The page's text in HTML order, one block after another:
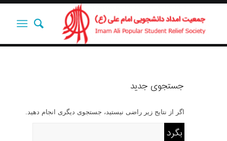
جستجوی جدید
اگر از نتایج زیر راضی نیستید، جستجوی دیگری انجام دهید.